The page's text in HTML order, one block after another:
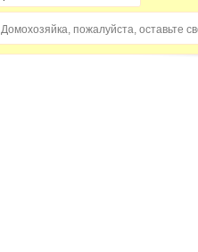
Домохозяйка, пожалуйста, оставьте